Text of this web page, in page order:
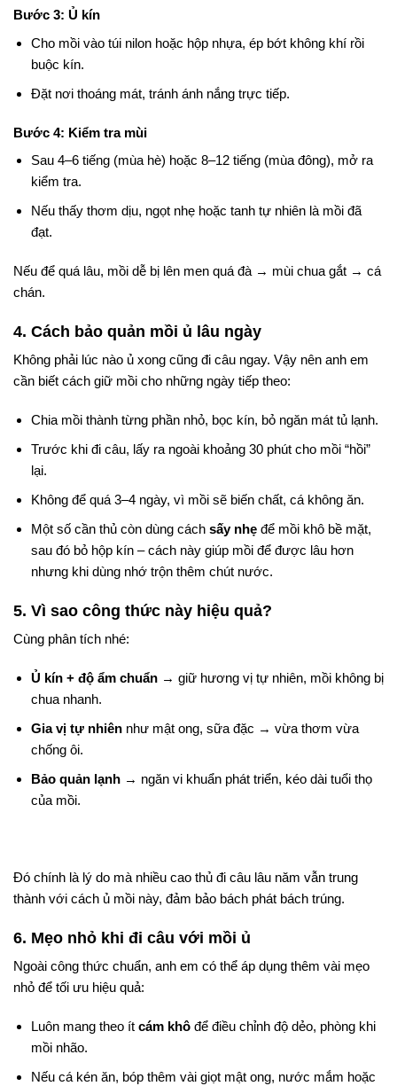
Bước 3: Ủ kín
Cho mồi vào túi nilon hoặc hộp nhựa, ép bớt không khí rồi
buộc kín.
Đặt nơi thoáng mát, tránh ánh nắng trực tiếp.
Bước 4: Kiểm tra mùi
Sau 4–6 tiếng (mùa hè) hoặc 8–12 tiếng (mùa đông), mở ra
kiểm tra.
Nếu thấy thơm dịu, ngọt nhẹ hoặc tanh tự nhiên là mồi đã
đạt.
Nếu để quá lâu, mồi dễ bị lên men quá đà → mùi chua gắt → cá
chán.
4. Cách bảo quản mồi ủ lâu ngày
Không phải lúc nào ủ xong cũng đi câu ngay. Vậy nên anh em
cần biết cách giữ mồi cho những ngày tiếp theo:
Chia mồi thành từng phần nhỏ, bọc kín, bỏ ngăn mát tủ lạnh.
Trước khi đi câu, lấy ra ngoài khoảng 30 phút cho mồi “hồi”
lại.
Không để quá 3–4 ngày, vì mồi sẽ biến chất, cá không ăn.
Một số cần thủ còn dùng cách sấy nhẹđể mồi khô bề mặt,
sau đó bỏ hộp kín – cách này giúp mồi để được lâu hơn
nhưng khi dùng nhớ trộn thêm chút nước.
5. Vì sao công thức này hiệu quả?
Cùng phân tích nhé:
Ủ kín + độ ẩm chuẩn→ giữ hương vị tự nhiên, mồi không bị
chua nhanh.
Gia vị tự nhiênnhư mật ong, sữa đặc → vừa thơm vừa
chống ôi.
Bảo quản lạnh→ ngăn vi khuẩn phát triển, kéo dài tuổi thọ
của mồi.
Đó chính là lý do mà nhiều cao thủ đi câu lâu năm vẫn trung
thành với cách ủ mồi này, đảm bảo bách phát bách trúng.
6. Mẹo nhỏ khi đi câu với mồi ủ
Ngoài công thức chuẩn, anh em có thể áp dụng thêm vài mẹo
nhỏ để tối ưu hiệu quả:
Luôn mang theo ít cám khôđể điều chỉnh độ dẻo, phòng khi
mồi nhão.
Nếu cá kén ăn, bóp thêm vài giọt mật ong, nước mắm hoặc